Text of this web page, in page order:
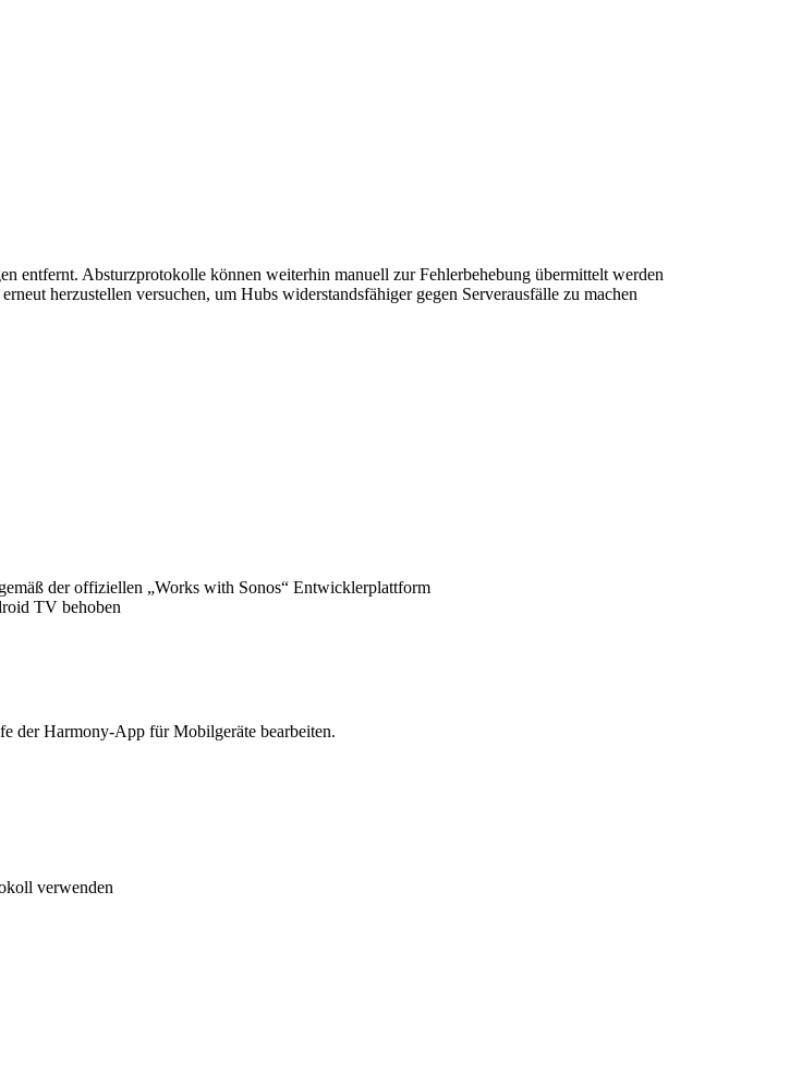
Absturzprotokolle können weiterhin manuell zur Fehlerbehebung übermittelt werden
herzustellen versuchen, um Hubs widerstandsfähiger gegen Serverausfälle zu machen
der offiziellen „Works with Sonos“ Entwicklerplattform
TV behoben
der Harmony-App für Mobilgeräte bearbeiten.
verwenden